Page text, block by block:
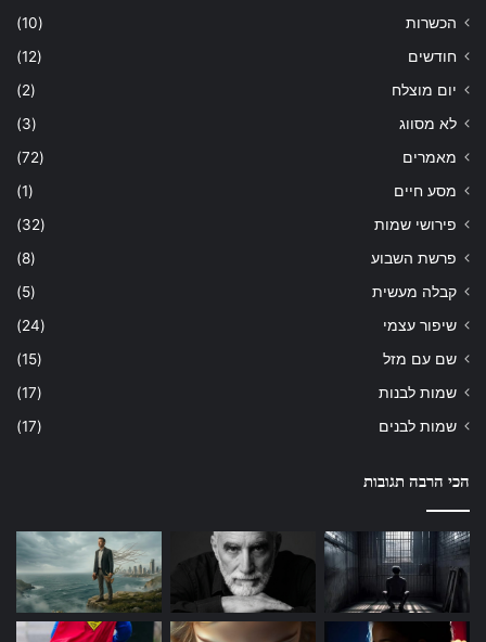
הכשרות
(10)
חודשים
(12)
יום מוצלח
(2)
לא מסווג
(3)
מאמרים
(72)
מסע חיים
(1)
פירושי שמות
(32)
פרשת השבוע
(8)
קבלה מעשית
(5)
שיפור עצמי
(24)
שם עם מזל
(15)
שמות לבנות
(17)
שמות לבנים
(17)
הכי הרבה תגובות